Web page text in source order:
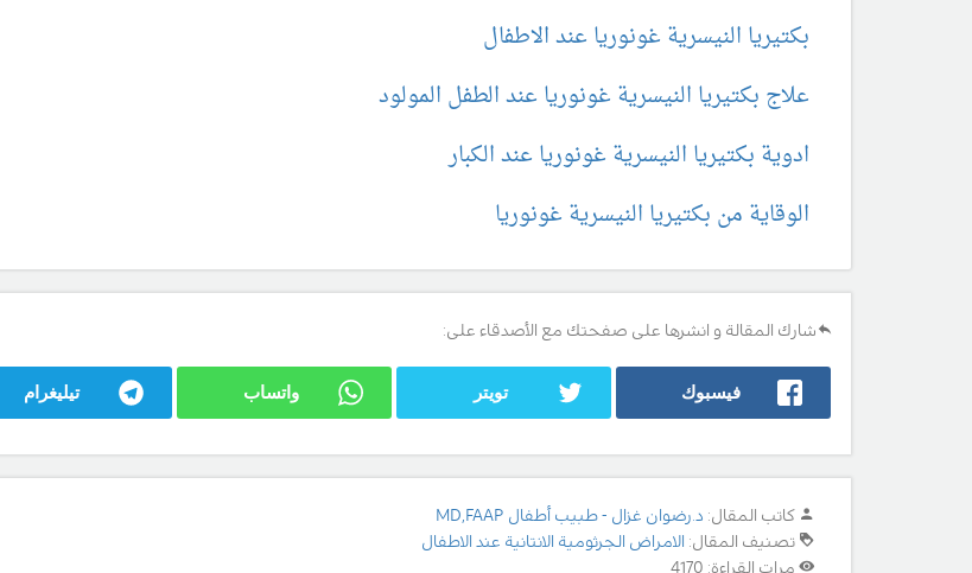
بكتيريا النيسرية غونوريا عند الاطفال
علاج بكتيريا النيسرية غونوريا عند الطفل المولود
ادوية بكتيريا النيسرية غونوريا عند الكبار
الوقاية من بكتيريا النيسرية غونوريا
شارك المقالة و انشرها على صفحتك مع الأصدقاء على:
فيسبوك تويتر واتساب تيليغرام
كاتب المقال: د.رضوان غزال - طبيب أطفال MD,FAAP
تصنيف المقال: الامراض الجرثومية الانتانية عند الاطفال
مرات القراءة: 4170